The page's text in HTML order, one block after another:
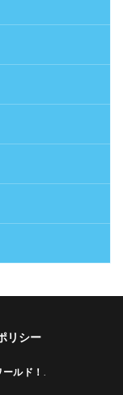
リシー
ルド！ .